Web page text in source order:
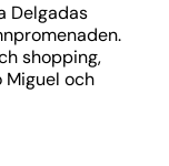
Delgadas
shopping,
och